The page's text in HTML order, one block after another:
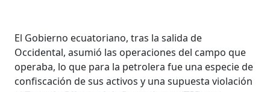
El Gobierno ecuatoriano, tras la salida de
Occidental, asumió las operaciones del campo que
operaba, lo que para la petrolera fue una especie de
confiscación de sus activos y una supuesta violación